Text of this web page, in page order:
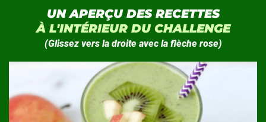
UN APERÇU DES RECETTES
À L'INTÉRIEUR DU CHALLENGE
(Glissez vers la droite avec la flèche rose)